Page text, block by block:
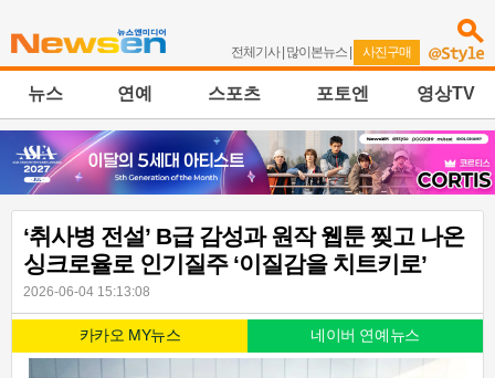
전체기사| 많이본뉴스 | 사진구매
뉴스 연예 스포츠 포토엔 영상TV
‘취사병 전설’ B급 감성과 원작 웹툰 찢고 나온
싱크로율로 인기질주 ‘이질감을 치트키로’
2026-06-04 15:13:08
카카오 MY뉴스 네이버 연예뉴스